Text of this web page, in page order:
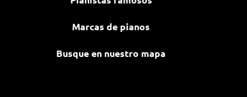
Marcas de pianos
Busque en nuestro mapa